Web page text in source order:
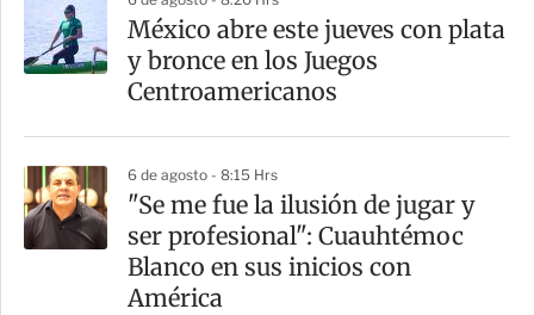
a
r
t
México abre este jueves con plata
y bronce en los Juegos
Centroamericanos
6 de agosto - 8:15 Hrs
"Se me fue la ilusión de jugar y
ser profesional": Cuauhtémoc
Blanco en sus inicios con
América